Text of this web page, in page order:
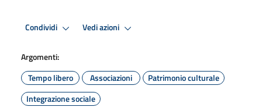
Condividi Vedi azioni
Argomenti:
Tempo libero
Associazioni
Patrimonio culturale
Integrazione sociale